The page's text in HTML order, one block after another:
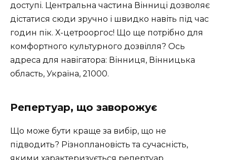
доступі. Центральна частина Вінниці дозволяє
дістатися сюди зручно і швидко навіть під час
годин пік. Х-цетрооргос! Що ще потрібно для
комфортного культурного дозвілля? Ось
адреса для навігатора: Вінниця, Вінницька
область, Україна, 21000.
Репертуар, що заворожує
Що може бути краще за вибір, що не
підводить? Різноплановість та сучасність,
якими характеризується репертуар